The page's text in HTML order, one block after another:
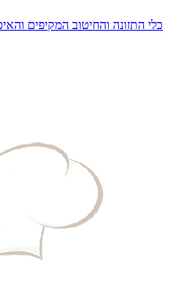
כלי התזונה והחיטוב המקיפים